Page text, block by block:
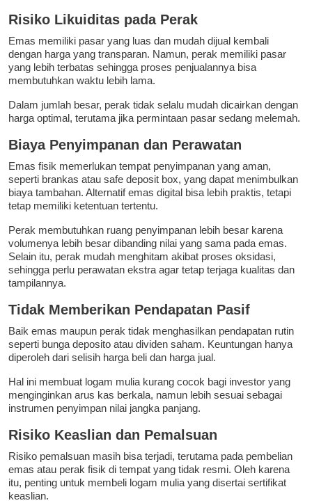
Risiko Likuiditas pada Perak
Emas memiliki pasar yang luas dan mudah dijual kembali
dengan harga yang transparan. Namun, perak memiliki pasar
yang lebih terbatas sehingga proses penjualannya bisa
membutuhkan waktu lebih lama.
Dalam jumlah besar, perak tidak selalu mudah dicairkan dengan
harga optimal, terutama jika permintaan pasar sedang melemah.
Biaya Penyimpanan dan Perawatan
Emas fisik memerlukan tempat penyimpanan yang aman,
seperti brankas atau safe deposit box, yang dapat menimbulkan
biaya tambahan. Alternatif emas digital bisa lebih praktis, tetapi
tetap memiliki ketentuan tertentu.
Perak membutuhkan ruang penyimpanan lebih besar karena
volumenya lebih besar dibanding nilai yang sama pada emas.
Selain itu, perak mudah menghitam akibat proses oksidasi,
sehingga perlu perawatan ekstra agar tetap terjaga kualitas dan
tampilannya.
Tidak Memberikan Pendapatan Pasif
Baik emas maupun perak tidak menghasilkan pendapatan rutin
seperti bunga deposito atau dividen saham. Keuntungan hanya
diperoleh dari selisih harga beli dan harga jual.
Hal ini membuat logam mulia kurang cocok bagi investor yang
menginginkan arus kas berkala, namun lebih sesuai sebagai
instrumen penyimpan nilai jangka panjang.
Risiko Keaslian dan Pemalsuan
Risiko pemalsuan masih bisa terjadi, terutama pada pembelian
emas atau perak fisik di tempat yang tidak resmi. Oleh karena
itu, penting untuk membeli logam mulia yang disertai sertifikat
keaslian.